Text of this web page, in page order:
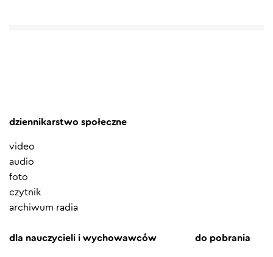
dziennikarstwo społeczne
video
audio
foto
czytnik
archiwum radia
dla nauczycieli i wychowawców do pobrania